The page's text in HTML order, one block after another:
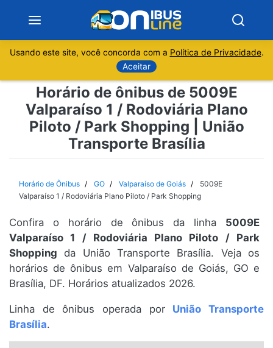
Sobre
Minas Gerais
Rio de Janeiro
Espírito Santo
Paraná
Santa Catarina
Rio Grande do Sul
Usando este site, você concorda com a Política de Privacidade.
Aceitar
Horário de ônibus de 5009E
Valparaíso 1 / Rodoviária Plano
Piloto / Park Shopping | União
Transporte Brasília
Horário de Ônibus GO Valparaíso de Goiás
5009E
Valparaíso 1 / Rodoviária Plano Piloto / Park Shopping
Confira o horário de ônibus da linha 5009E
Valparaíso 1 / Rodoviária Plano Piloto / Park
Shopping da União Transporte Brasília. Veja os
horários de ônibus em Valparaíso de Goiás, GO e
Brasília, DF. Horários atualizados 2026.
Linha de ônibus operada por União Transporte
Brasília.